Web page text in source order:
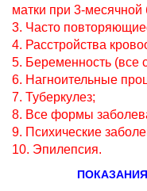
матки при 3-месячной
3. Часто
4. Расстройства
5. Беременность (все
6. Нагноительные
7. Туберкулез;
8. Все формы
9. Психические
10. Эпилепсия.